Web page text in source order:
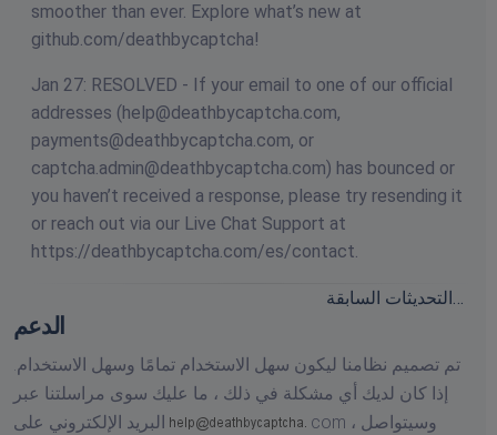
smoother than ever. Explore what’s new at
github.com/deathbycaptcha!
Jan 27: RESOLVED - If your email to one of our official
addresses (help@deathbycaptcha.com,
payments@deathbycaptcha.com, or
captcha.admin@deathbycaptcha.com) has bounced or
you haven’t received a response, please try resending it
or reach out via our Live Chat Support at
https://deathbycaptcha.com/es/contact.
التحديثات السابقة…
الدعم
تم تصميم نظامنا ليكون سهل الاستخدام تمامًا وسهل الاستخدام.
إذا كان لديك أي مشكلة في ذلك ، ما عليك سوى مراسلتنا عبر
com ، وسيتواصل